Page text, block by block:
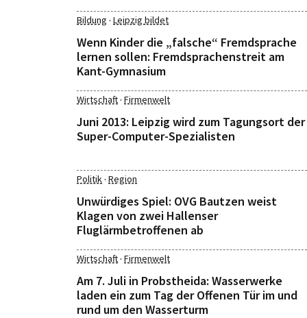
Bildung · Leipzig bildet
Wenn Kinder die „falsche“ Fremdsprache
lernen sollen: Fremdsprachenstreit am
Kant-Gymnasium
Wirtschaft· Firmenwelt
Juni 2013: Leipzig wird zum Tagungsort der
Super-Computer-Spezialisten
Politik· Region
Unwürdiges Spiel: OVG Bautzen weist
Klagen von zwei Hallenser
Fluglärmbetroffenen ab
Wirtschaft· Firmenwelt
Am 7. Juli in Probstheida: Wasserwerke
laden ein zum Tag der Offenen Tür im und
rund um den Wasserturm